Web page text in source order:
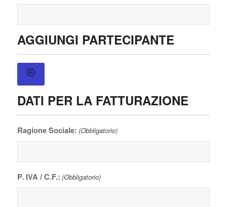
AGGIUNGI PARTECIPANTE
DATI PER LA FATTURAZIONE
Ragione Sociale: (Obbligatorio)
P. IVA / C.F.: (Obbligatorio)